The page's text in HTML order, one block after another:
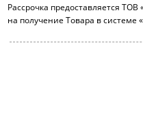
Рассрочка предоставляется
на получение Товара в системе